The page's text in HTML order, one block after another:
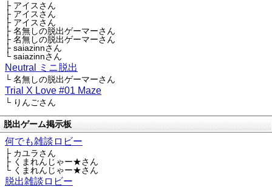
├ アイスさん
├ アイスさん
├ アイスさん
├ 名無しの脱出ゲーマーさん
├ 名無しの脱出ゲーマーさん
├ saiazinnさん
└ saiazinnさん
Neutral ミニ脱出
└ 名無しの脱出ゲーマーさん
Trial X Love #01 Maze
└ りんごさん
脱出ゲーム掲示板
何でも雑談ロビー
├ カユラさん
├ くまれんじゃー★さん
└ くまれんじゃー★さん
脱出雑談ロビー